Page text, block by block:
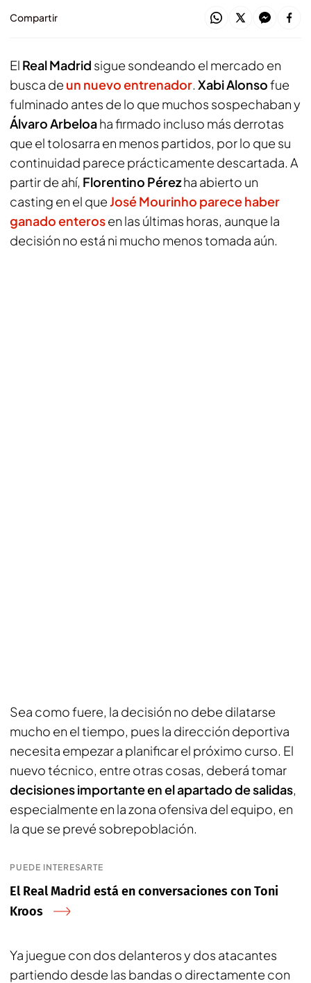
Compartir
El Real Madrid sigue sondeando el mercado en
busca de un nuevo entrenador. Xabi Alonsofue
fulminado antes de lo que muchos sospechaban y
Álvaro Arbeloaha firmado incluso más derrotas
que el tolosarra en menos partidos, por lo que su
continuidad parece prácticamente descartada. A
partir de ahí, Florentino Pérezha abierto un
casting en el queJosé Mourinho parece haber
ganado enterosen las últimas horas, aunque la
decisión no está ni mucho menos tomada aún.
Sea como fuere, la decisión no debe dilatarse
mucho en el tiempo, pues la dirección deportiva
necesita empezar a planificar el próximo curso. El
nuevo técnico, entre otras cosas, deberá tomar
decisiones importante en el apartado de salidas,
especialmente en la zona ofensiva del equipo, en
la que se prevé sobrepoblación.
PUEDE INTERESARTE
El Real Madrid está en conversaciones con Toni
Kroos
Ya juegue con dos delanteros y dos atacantes
partiendo desde las bandas o directamente con